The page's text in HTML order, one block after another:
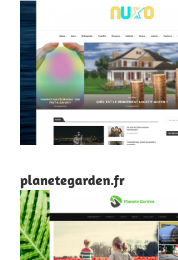
planetegarden.fr